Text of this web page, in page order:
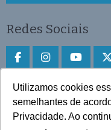
Utilizamos cookies
semelhantes de
Privacidade. Ao
Redes Sociais
Faça download do
Play Store e App Store